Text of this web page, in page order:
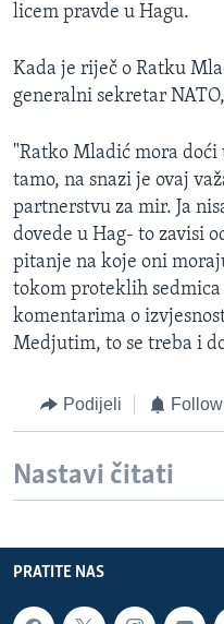
licem pravde u Hagu.
Kada je riječ o Ratku
generalni sekretar
"Ratko Mladić mora doći
tamo, na snazi je ovaj
partnerstvu za mir. Ja
dovede u Hag- to zavisi
pitanje na koje oni
tokom proteklih
komentarima o
Medjutim, to se treba i
Podijeli
Nastavi čitati
PRATITE NAS